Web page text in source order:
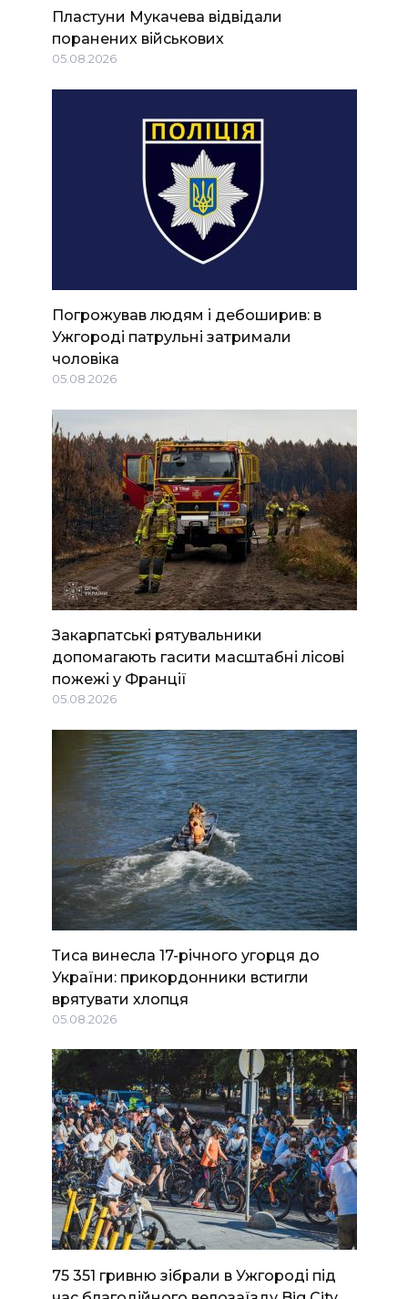
Пластуни Мукачева відвідали
поранених військових
05.08.2026
Погрожував людям і дебоширив: в
Ужгороді патрульні затримали
чоловіка
05.08.2026
Закарпатські рятувальники
допомагають гасити масштабні лісові
пожежі у Франції
05.08.2026
Тиса винесла 17-річного угорця до
України: прикордонники встигли
врятувати хлопця
05.08.2026
75 351 гривню зібрали в Ужгороді під